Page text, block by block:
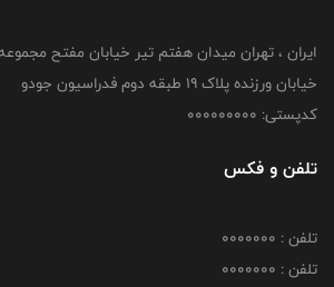
ایران ، تهران میدان هفتم تیر خیابان مفتح
خیابان ورزنده پلاک ۱۹ طبقه دوم فدراسیون جودو
کدپستی: 000000000
تلفن و فکس
تلفن : 0000000
تلفن : 0000000